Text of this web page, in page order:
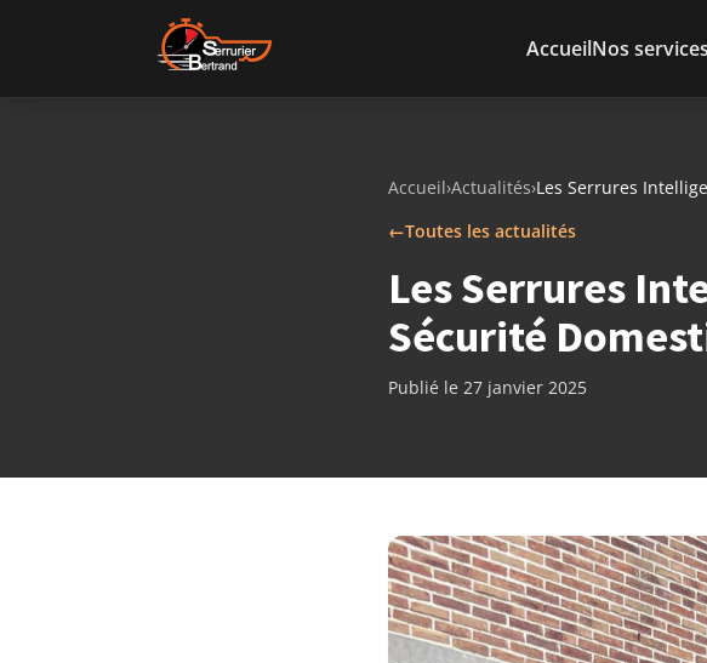
AccueilNos services
Accueil›Actualités›Les Serrures
←Toutes les actualités
Les Serrures
Sécurité
Publié le 27 janvier 2025